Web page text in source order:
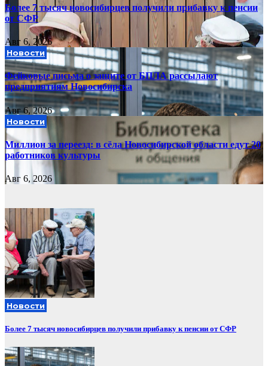
Более 7 тысяч новосибирцев получили прибавку к пенсии
от СФР
Авг 6, 2026
Новости
Фейковые письма о защите от БПЛА рассылают
предприятиям Новосибирска
Авг 6, 2026
Новости
Миллион за переезд: в сёла Новосибирской области едут 20
работников культуры
Авг 6, 2026
Новости
Более 7 тысяч новосибирцев получили прибавку к пенсии от СФР